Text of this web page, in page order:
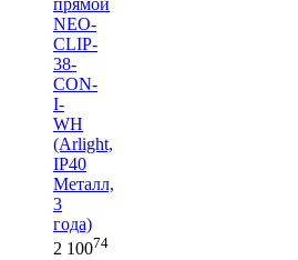
NEO-
CLIP-
38-
CON-
I-
WH
(Arlight,
IP40
Металл,
3
года)
2 10074